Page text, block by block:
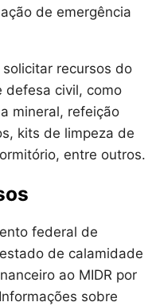
de emergência
recursos do
defesa civil, como
mineral, refeição
kits de limpeza de
entre outros.
federal de
de calamidade
ao MIDR por
sobre